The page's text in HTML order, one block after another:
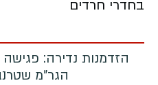
בחדרי חרדים
הזדמנות נדירה:
הגר"מ